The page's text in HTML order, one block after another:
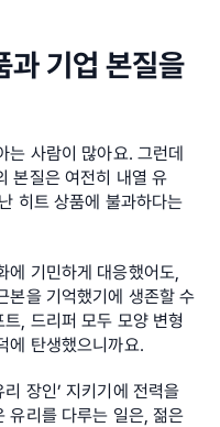
기업 본질을
는 사람이 많아요. 그런데
본질은 여전히 내열 유
히트 상품에 불과하다는
에 기민하게 대응했어도,
본을 기억했기에 생존할 수
, 드리퍼 모두 모양 변형
에 탄생했으니까요.
장인’ 지키기에 전력을
유리를 다루는 일은, 젊은